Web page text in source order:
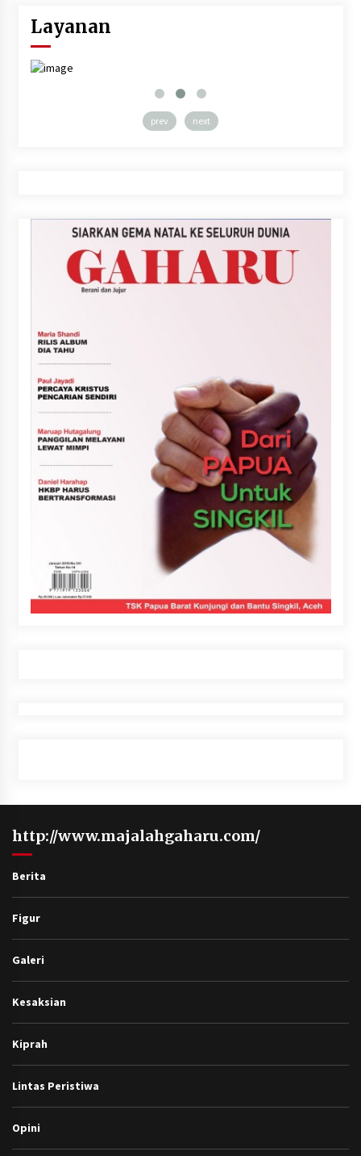
Layanan
prev next
http://www.majalahgaharu.com/
Berita
Figur
Galeri
Kesaksian
Kiprah
Lintas Peristiwa
Opini